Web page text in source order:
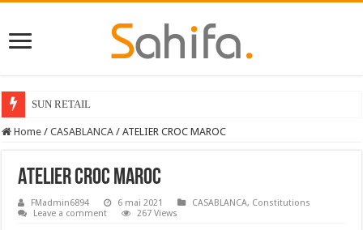
SUN RETAIL
Home / CASABLANCA / ATELIER CROC MAROC
ATELIER CROC MAROC
FMadmin6894 6 mai 2021 CASABLANCA, Constitutions
Leave a comment
267 Views